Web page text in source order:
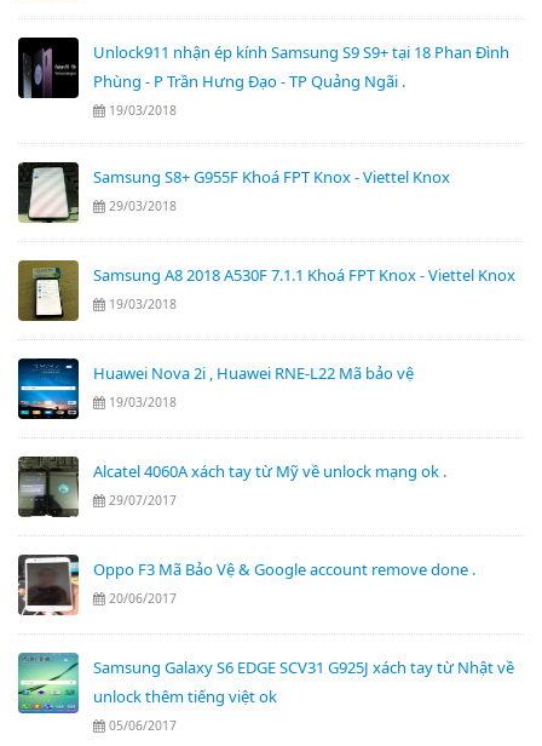
Unlock911 nhận ép kính Samsung S9 S9+ tại 18 Phan Đình
Phùng - P Trần Hưng Đạo - TP Quảng Ngãi .
19/03/2018
Samsung S8+ G955F Khoá FPT Knox - Viettel Knox
29/03/2018
Samsung A8 2018 A530F 7.1.1 Khoá FPT Knox - Viettel Knox
19/03/2018
Huawei Nova 2i , Huawei RNE-L22 Mã bảo vệ
19/03/2018
Alcatel 4060A xách tay từ Mỹ về unlock mạng ok .
29/07/2017
Oppo F3 Mã Bảo Vệ & Google account remove done .
20/06/2017
Samsung Galaxy S6 EDGE SCV31 G925J xách tay từ Nhật về
unlock thêm tiếng việt ok
05/06/2017